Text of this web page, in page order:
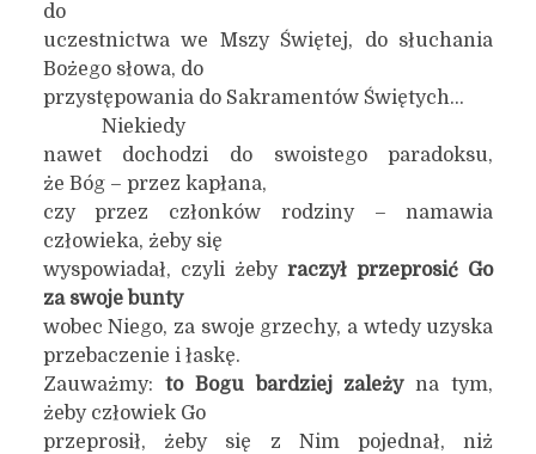
do
uczestnictwa we Mszy Świętej, do słuchania
Bożego słowa, do
przystępowania do Sakramentów Świętych…
Niekiedy
nawet dochodzi do swoistego paradoksu,
że Bóg – przez kapłana,
czy przez członków rodziny – namawia
człowieka, żeby się
wyspowiadał, czyli żebyraczył przeprosić Go
za swoje bunty
wobec Niego, za swoje grzechy, a wtedy uzyska
przebaczenie i łaskę.
Zauważmy: to Bogu bardziej zależyna tym,
żeby człowiek Go
przeprosił, żeby się z Nim pojednał, niż